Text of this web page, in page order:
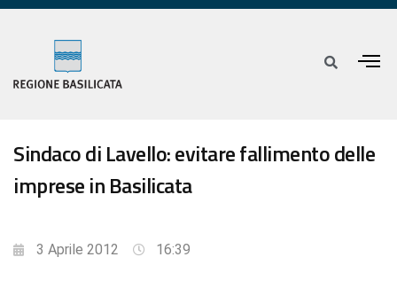
Sindaco di Lavello: evitare fallimento delle
imprese in Basilicata
3 Aprile 2012 16:39